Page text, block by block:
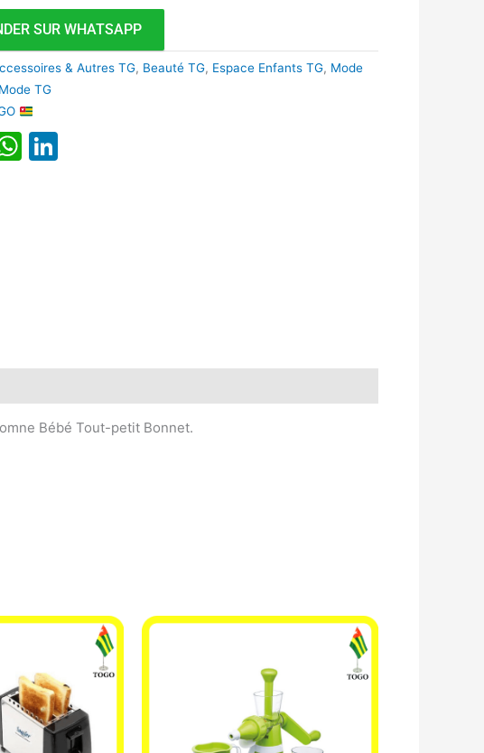
SUR WHATSAPP
& Autres TG, Beauté TG, Espace Enfants TG, Mode
Mode TG
WhatsApp
Bébé Tout-petit Bonnet.